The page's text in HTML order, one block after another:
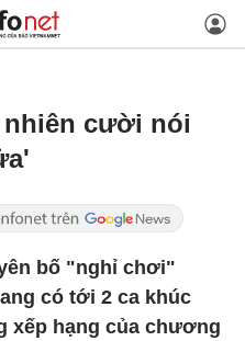
nhiên cười nói
bố "nghỉ chơi"
có tới 2 ca khúc
xếp hạng của chương